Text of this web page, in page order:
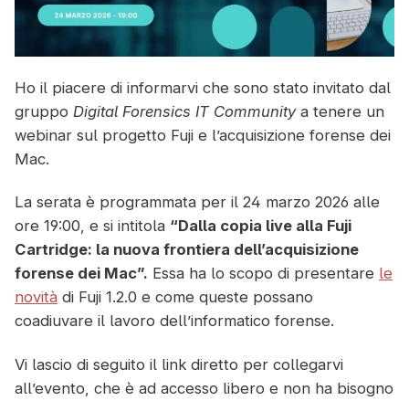
Ho il piacere di informarvi che sono stato invitato dal
gruppo Digital Forensics IT Communitya tenere un
webinar sul progetto Fuji e l’acquisizione forense dei
Mac.
La serata è programmata per il 24 marzo 2026 alle
ore 19:00, e si intitola “Dalla copia live alla Fuji
Cartridge: la nuova frontiera dell’acquisizione
forense dei Mac”. Essa ha lo scopo di presentare le
novità di Fuji 1.2.0 e come queste possano
coadiuvare il lavoro dell’informatico forense.
Vi lascio di seguito il link diretto per collegarvi
all’evento, che è ad accesso libero e non ha bisogno